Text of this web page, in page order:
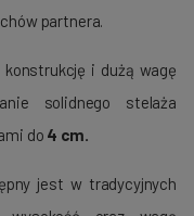
partnera.
i dużą wagę
solidnego stelaża
do 4 cm.
jest w tradycyjnych